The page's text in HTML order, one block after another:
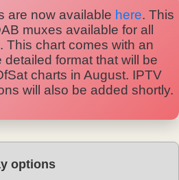
are now available here. This
muxes available for all
This chart comes with an
format that will be
charts in August. IPTV
will also be added shortly.
options